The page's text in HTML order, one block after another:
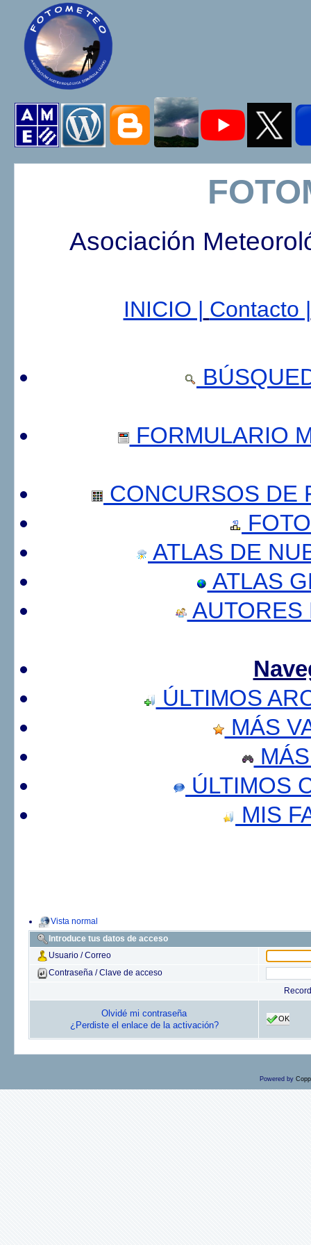
Asociación
INICIO | Contacto |
FORMULARIO
CONCURSOS DE
ATLAS DE
ATLAS
AUTORES
ÚLTIMOS
MÁS
ÚLTIMOS
MIS
Vista normal
Introduce tus datos de acceso
Usuario / Correo
Contraseña / Clave de acceso
Olvidé mi contraseña
¿Perdiste el enlace de la activación?
OK
Powered by